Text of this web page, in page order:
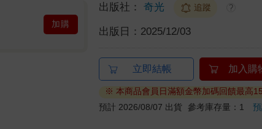
加購
出版社： 奇光 追蹤 ?
出版日： 2025/12/03
立即結帳 加入購
※ 本商品會員日滿額金幣加碼回饋最高
預計 2026/08/07 出貨 參考庫存量：1